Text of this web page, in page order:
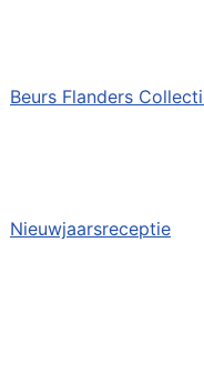
Beurs Flanders
Nieuwjaarsreceptie